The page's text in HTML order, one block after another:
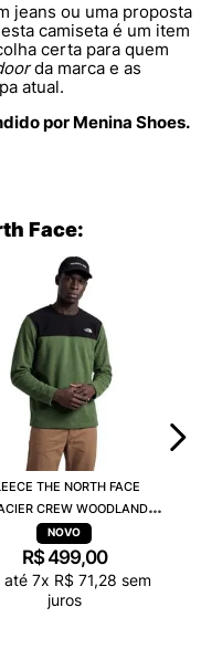
jeans ou uma proposta
camiseta é um item
certa para quem
da marca e as
atual.
por Menina Shoes.
Face:
THE NORTH FACE
CREW WOODLAND
VERDE A023NBRI
R$499,00
até 7x R$ 71,28 sem
juros